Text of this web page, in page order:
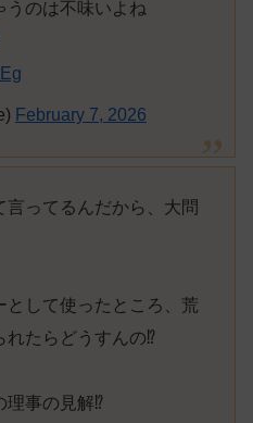
うのは不味いよね
February 7, 2026
ってるんだから、大問
として使ったところ、荒
れたらどうすんの⁉︎
理事の見解⁉︎